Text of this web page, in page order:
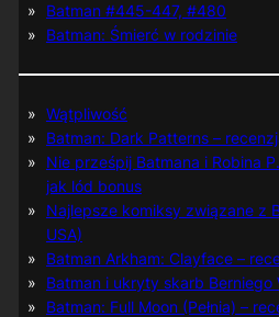
Batman #445-447, #480
Batman: Śmierć w rodzinie
Wątpliwość
Batman: Dark Patterns –
Nie prześpij Batmana i Robina
jak lód bonus
Najlepsze komiksy związane z
USA)
Batman Arkham: Clayface –
Batman i ukryty skarb Berniego
Batman: Full Moon (Pełnia) –